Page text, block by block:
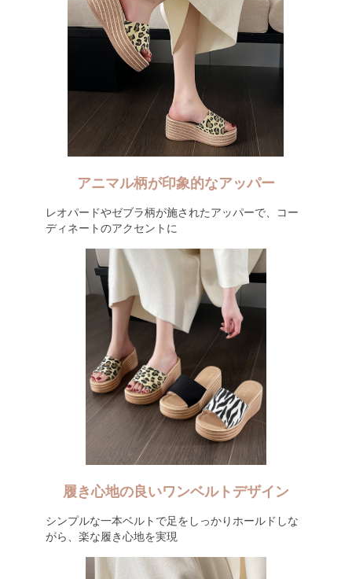
アニマル柄が印象的なアッパー
レオパードやゼブラ柄が施されたアッパーで、コー
ディネートのアクセントに
履き心地の良いワンベルトデザイン
シンプルな一本ベルトで足をしっかりホールドしな
がら、楽な履き心地を実現